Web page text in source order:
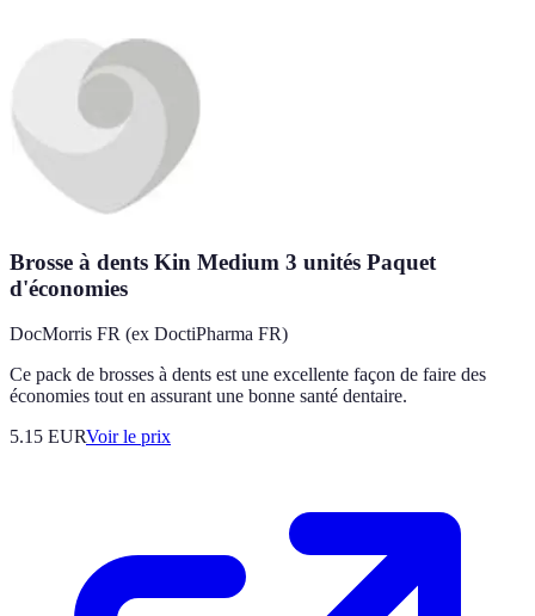
Brosse à dents Kin Medium 3 unités Paquet
d'économies
DocMorris FR (ex DoctiPharma FR)
Ce pack de brosses à dents est une excellente façon de faire des
économies tout en assurant une bonne santé dentaire.
5.15 EURVoir le prix